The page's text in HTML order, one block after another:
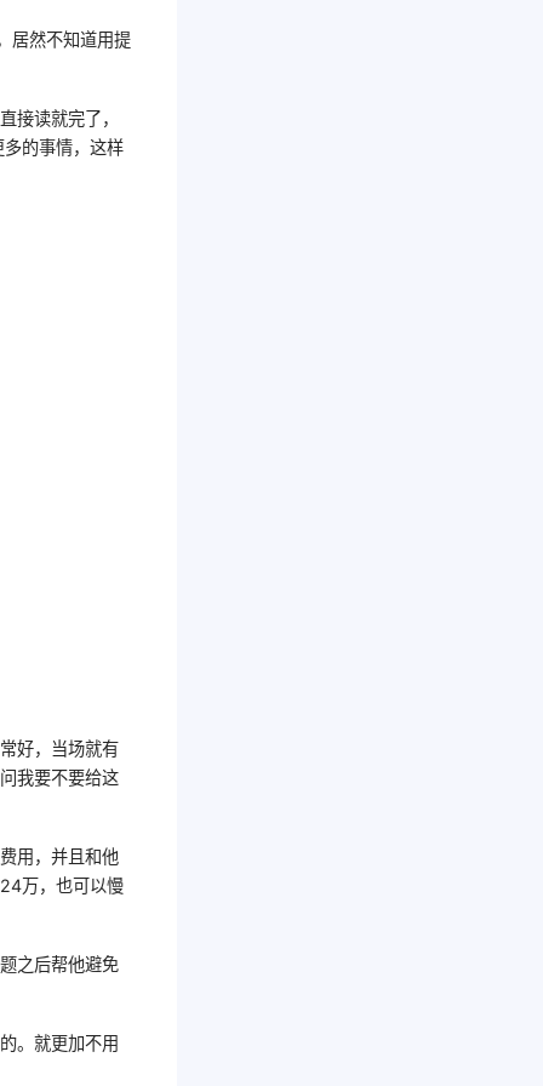
居然不知道用提
接读就完了，
的事情，这样
好，当场就有
我要不要给这
用，并且和他
万，也可以慢
之后帮他避免
。就更加不用